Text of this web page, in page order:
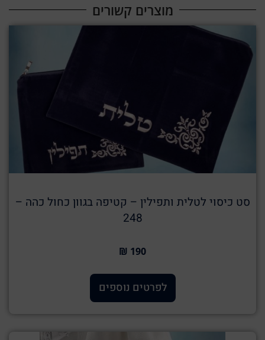
מוצרים קשורים​
סט כיסוי לטלית ותפילין – קטיפה בגוון כחול כהה –
248
190 ₪
לפרטים נוספים